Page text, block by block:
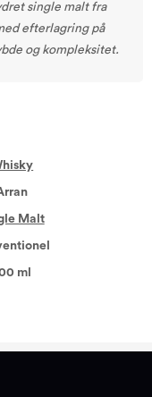
single malt fra
efterlagring på
og kompleksitet.
Malt
ml